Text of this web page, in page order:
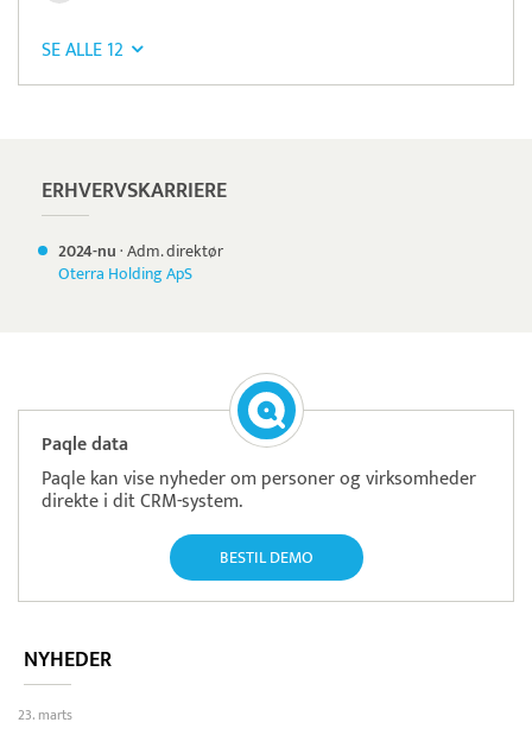
SE ALLE 12
ERHVERVSKARRIERE
2024-nu·Adm. direktør
Oterra Holding ApS
Paqle data
Paqle kan vise nyheder om personer og virksomheder
direkte i dit CRM-system.
BESTIL DEMO
NYHEDER
23. marts